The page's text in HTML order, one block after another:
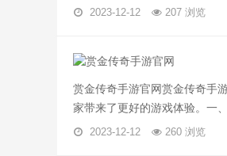
2023-12-12 207 浏览
赏金传奇手游官网赏金传奇手
家带来了更好的游戏体验。一
2023-12-12 260 浏览